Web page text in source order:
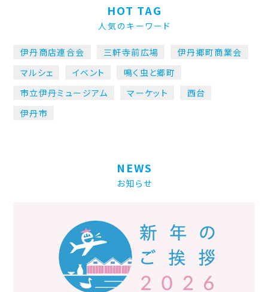
HOT TAG
人気のキーワード
伊丹商店連合会 三軒寺前広場
伊丹郷町商業会
マルシェ
イベント
鳴く虫と郷町
市立伊丹ミュージアム
マーケット
西台
伊丹市
NEWS
お知らせ